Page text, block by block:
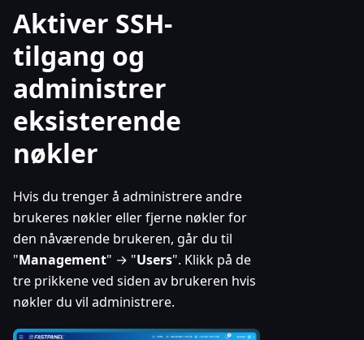
Aktiver SSH-
tilgang og
administrer
eksisterende
nøkler
Hvis du trenger å administrere andre
brukeres nøkler eller fjerne nøkler for
den nåværende brukeren, går du til
"Management" → "Users". Klikk på de
tre prikkene ved siden av brukeren hvis
nøkler du vil administrere.